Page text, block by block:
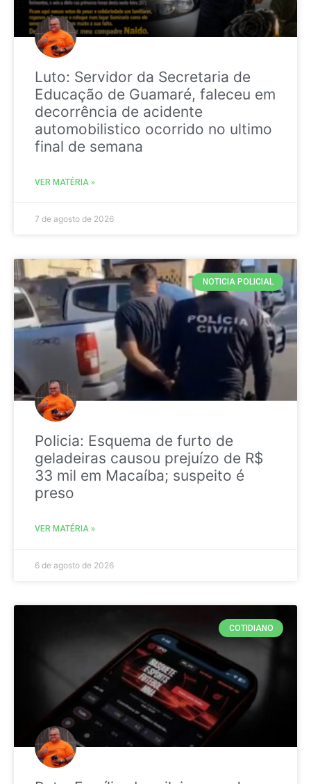
Luto: Servidor da Secretaria de
Educação de Guamaré, faleceu em
decorrência de acidente
automobilistico ocorrido no ultimo
final de semana
VER MATÉRIA »
7 de agosto de 2026
NOTICIA POLICIAL
Policia: Esquema de furto de
geladeiras causou prejuízo de R$
33 mil em Macaíba; suspeito é
preso
VER MATÉRIA »
6 de agosto de 2026
COTIDIANO